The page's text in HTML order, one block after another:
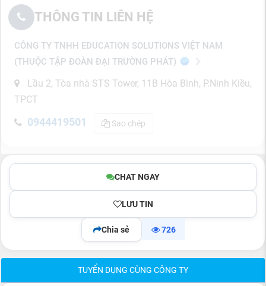
THÔNG TIN LIÊN HỆ
CÔNG TY TNHH EDUCATION SOLUTIONS VIỆT NAM
(THUỘC TẬP ĐOÀN ĐẠI TRƯỜNG PHÁT)
Lầu 2, Tòa nhà STS Tower, 11B Hòa Bình, P.Ninh Kiều,
TPCT
0944419501 Sao chép
CHAT NGAY
LƯU TIN
Chia sẻ 726
TUYỂN DỤNG CÙNG CÔNG TY